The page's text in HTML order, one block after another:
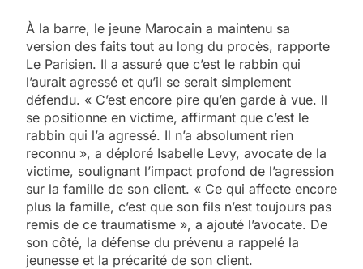
À la barre, le jeune Marocain a maintenu sa
version des faits tout au long du procès, rapporte
Le Parisien. Il a assuré que c’est le rabbin qui
l’aurait agressé et qu’il se serait simplement
défendu. « C’est encore pire qu’en garde à vue. Il
se positionne en victime, affirmant que c’est le
rabbin qui l’a agressé. Il n’a absolument rien
reconnu », a déploré Isabelle Levy, avocate de la
victime, soulignant l’impact profond de l’agression
sur la famille de son client. « Ce qui affecte encore
plus la famille, c’est que son fils n’est toujours pas
remis de ce traumatisme », a ajouté l’avocate. De
son côté, la défense du prévenu a rappelé la
jeunesse et la précarité de son client.